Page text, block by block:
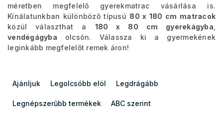
méretben megfelelő gyerekmatrac vásárlása is.
Kínálatunkban különböző típusú 80 x 180 cm matracok
közül választhat a 180 x 80 cm gyerekágyba
vendégágyba olcsón. Válassza ki a gyermekének
leginkább megfelelőt remek áron!
e
m
Ajánljuk Legolcsóbb elöl Legdrágább
Legnépszerűbb termékek ABC szerint